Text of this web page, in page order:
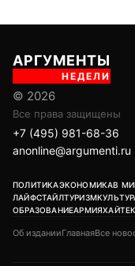
АРГУМЕНТЫ
НЕДЕЛИ
© 2026
Все права защищены
+7 (495) 981-68-36
anonline@argumenti.ru
ПОЛИТИКАЭКОНОМИКАВ
ЛАЙФСТАЙЛТУРИЗМ
ОБРАЗОВАНИЕАРМИЯ
Об изданииГлавнаяВсе